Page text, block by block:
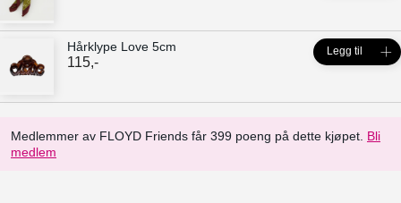
Medlemmer av FLOYD Friends får 399 poeng på dette kjøpet. Bli
medlem
Hårklype Love 5cm
115,-
Legg til